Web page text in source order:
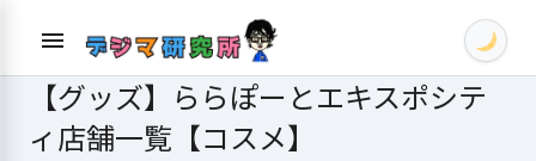
menu
【グッズ】ららぽーとエキスポシテ
ィ店舗一覧【コスメ】